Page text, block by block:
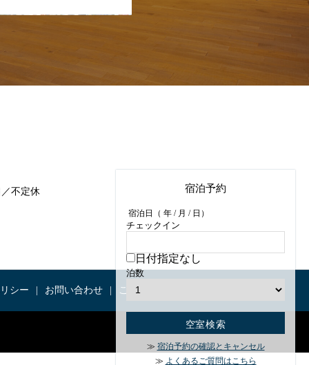
宿泊予約
宿泊日（ 年 / 月 / 日）
チェックイン
日付指定なし
泊数
宿泊予約の確認とキャンセル
よくあるご質問はこちら
不定休
シー お問い合わせ ご予約